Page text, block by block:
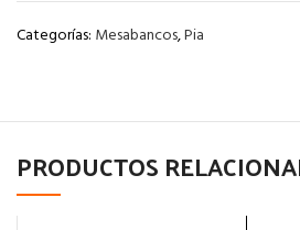
Categorías: Mesabancos,Pia
PRODUCTOS